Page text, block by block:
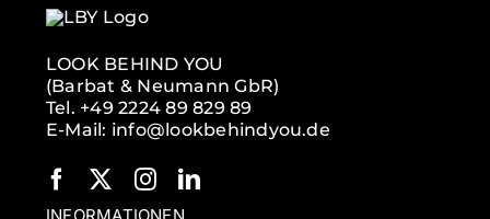
LOOK BEHIND YOU
(Barbat & Neumann GbR)
Tel. +49 2224 89 829 89
E-Mail: info@lookbehindyou.de